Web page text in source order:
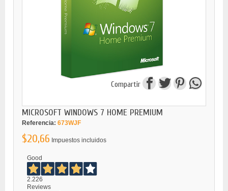
Compartir
MICROSOFT WINDOWS 7 HOME PREMIUM
Referencia: 673WJF
$20,66 Impuestos incluidos
Good
2.226
Reviews